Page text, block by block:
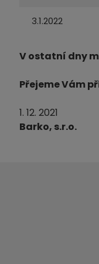
3.1.2022
V ostatní dny
Přejeme Vám
1. 12. 2021
Barko, s.r.o.